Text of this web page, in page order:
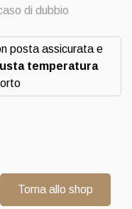
di dubbio
posta assicurata e
temperatura
Torna allo shop